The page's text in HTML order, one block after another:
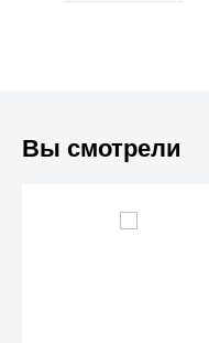
Вы смотрели